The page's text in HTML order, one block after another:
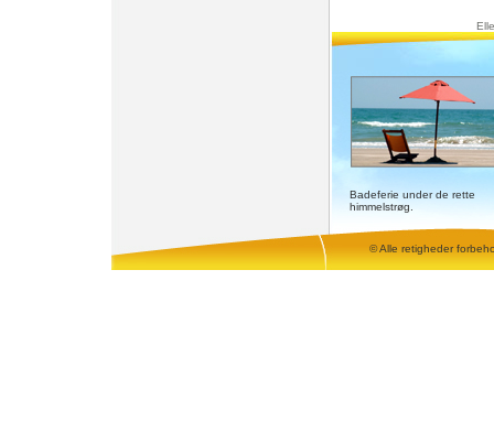
Badeferie under de rette
himmelstrøg.
© Alle retigheder